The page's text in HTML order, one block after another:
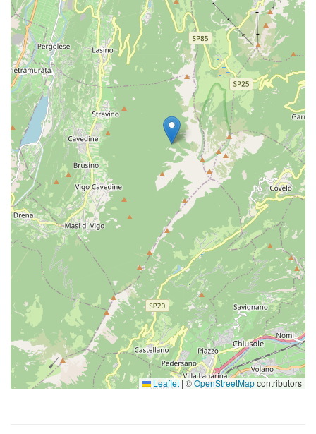
Leaflet | ©OpenStreetMapcontributors